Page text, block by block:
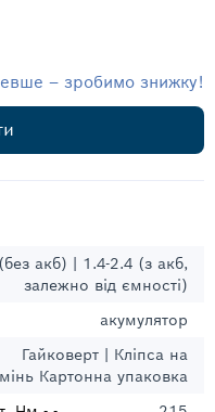
– зробимо знижку!
акб) | 1.4-2.4 (з акб,
залежно від ємності)
акумулятор
Гайковерт | Кліпса на
Картонна упаковка